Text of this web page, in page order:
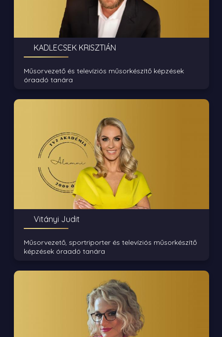
KADLECSEK KRISZTIÁN
Műsorvezető és televíziós műsorkészítő képzések
óraadó tanára
Vitányi Judit
Műsorvezető, sportriporter és televíziós műsorkészítő
képzések óraadó tanára